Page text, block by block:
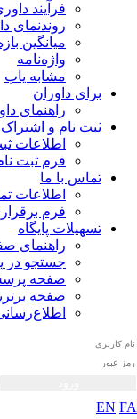
فرآیند
روندنمای
میانگین
واژه‌نامه
مشابه یاب
برای داوران
راهنمای
ثبت نام و اشتراک
اطلاعات
فرم ثبت نام
تماس با ما
اطلاعات
فرم
تسهیلات پایگاه
راهنمای
جستجو در
صفحه
صفحه
EN